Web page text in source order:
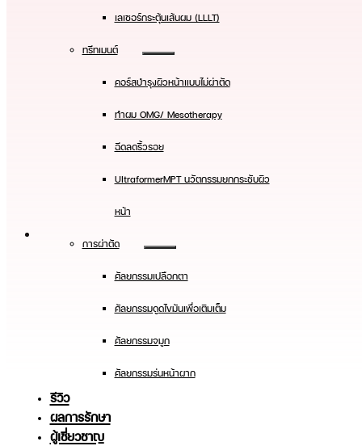
เลเซอร์กระตุ้นเส้นผม (LLLT)
ทรีทเมนต์
คอร์สบำรุงผิวหน้าแบบไม่ผ่าตัด
ทําผม OMG/ Mesotherapy
ฉีดลดริ้วรอย
UltraformerMPT นวัตกรรมยกกระชับผิว
หน้า
การผ่าตัด
ศัลยกรรมเปลือกตา
ศัลยกรรมดูดไขมันเพื่อเติมเต็ม
ศัลยกรรมจมูก
ศัลยกรรมร่นหน้าผาก
รีวิว
ผลการรักษา
ผู้เชี่ยวชาญ